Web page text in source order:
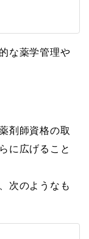
な薬学管理や
剤師資格の取
に広げること
次のようなも